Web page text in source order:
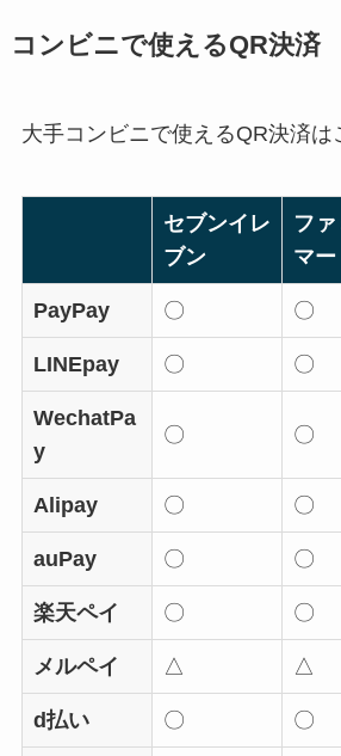
コンビニで使えるQR決済
大手コンビニで使えるQR決済は
セブンイレ
ブン
フ
マー
PayPay 〇 〇
LINEpay 〇 〇
WechatPa
y
〇 〇
Alipay 〇 〇
auPay 〇 〇
楽天ペイ 〇 〇
メルペイ △ △
d払い 〇 〇